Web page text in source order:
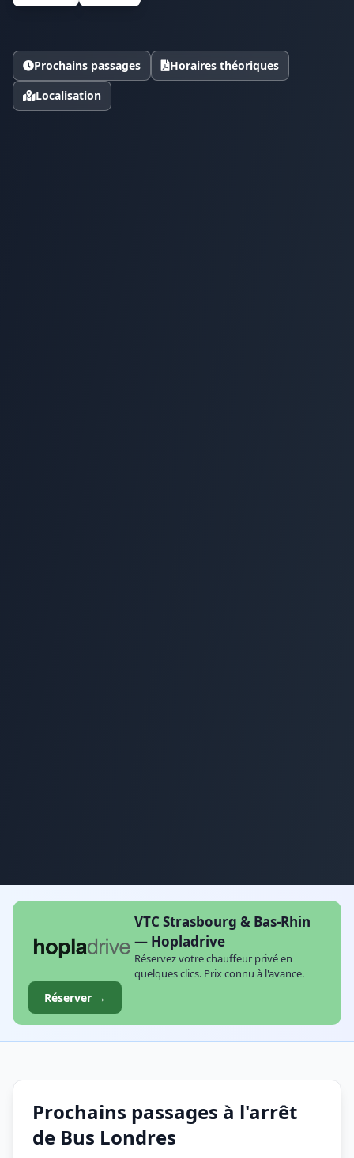
Prochains passages
Horaires théoriques
Localisation
VTC Strasbourg & Bas-Rhin
— Hopladrive
Réservez votre chauffeur privé en
quelques clics. Prix connu à l'avance.
Réserver →
Prochains passages à l'arrêt
de Bus Londres